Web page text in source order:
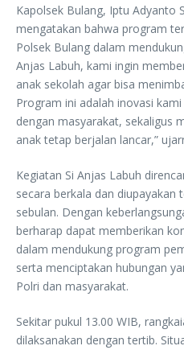
Kapolsek Bulang, Iptu Adyanto
mengatakan bahwa program
Polsek Bulang dalam
Anjas Labuh, kami ingin
anak sekolah agar bisa
Program ini adalah inovasi
dengan masyarakat, sekaligus
anak tetap berjalan lancar,”
Kegiatan Si Anjas Labuh
secara berkala dan diupayakan
sebulan. Dengan
berharap dapat memberikan
dalam mendukung program
serta menciptakan hubungan
Polri dan masyarakat.
Sekitar pukul 13.00 WIB,
dilaksanakan dengan tertib.